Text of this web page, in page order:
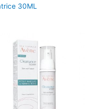
30ML